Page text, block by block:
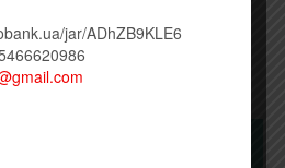
jar/ADhZB9KLE6